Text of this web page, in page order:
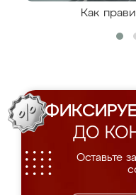
Как
ДО
Оставьте